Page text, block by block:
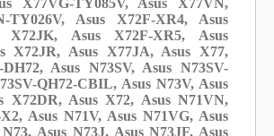
X77VG-TY085V, Asus X77VN,
TY026V, Asus X72F-XR4, Asus
X72JK, Asus X72F-XR5, Asus
X72JR, Asus X77JA, Asus X77,
DH72, Asus N73SV, Asus N73SV-
QH72-CBIL, Asus N73V, Asus
X72DR, Asus X72, Asus N71VN,
Asus N71V, Asus N71VG, Asus
Asus N73J, Asus N73JF, Asus